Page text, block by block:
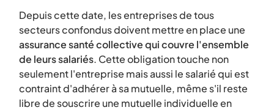
Depuis cette date, les entreprises de tous
secteurs confondus doivent mettre en place une
assurance santé collective qui couvre l'ensemble
de leurs salariés. Cette obligation touche non
seulement l'entreprise mais aussi le salarié qui est
contraint d'adhérer à sa mutuelle, même s'il reste
libre de souscrire une mutuelle individuelle en